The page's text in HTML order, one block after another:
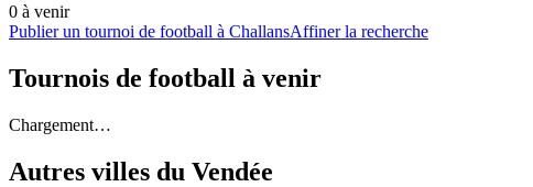
0 à venir
Publier un tournoi de football à ChallansAffiner la recherche
Tournois de football à venir
Chargement…
Autres villes du Vendée